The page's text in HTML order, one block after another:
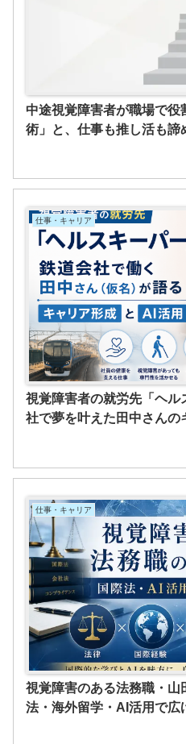
中途視覚障害者が職場で
術」と、仕事も推し活も諦
仕事・キャリア
視覚障害者の就労先「ヘル
社で夢を叶えた田中さんの
仕事・キャリア
視覚障害のある法務職・山
法・海外留学・AI活用で広